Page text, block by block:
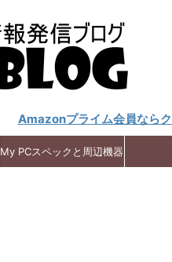
Amazonプライム会員なら
My PCスペックと周辺機器